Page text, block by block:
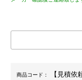
商品コード：
【見積